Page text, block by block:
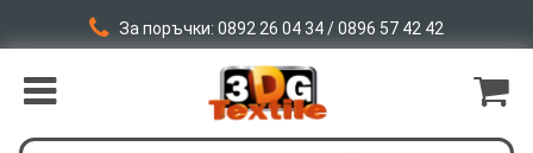
За поръчки: 0892 26 04 34 / 0896 57 42 42